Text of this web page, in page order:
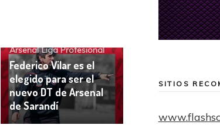
Arsenal Liga Profesional
Federico Vilar es el
elegido para ser el
nuevo DT de Arsenal
de Sarandí
SITIOS